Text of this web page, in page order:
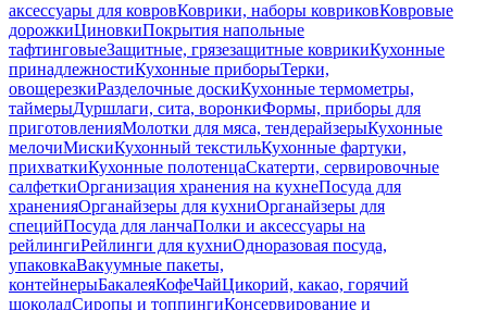
аксессуары для ковровКоврики, наборы ковриковКовровые
дорожкиЦиновкиПокрытия напольные
тафтинговыеЗащитные, грязезащитные коврикиКухонные
принадлежностиКухонные приборыТерки,
овощерезкиРазделочные доскиКухонные термометры,
таймерыДуршлаги, сита, воронкиФормы, приборы для
приготовленияМолотки для мяса, тендерайзерыКухонные
мелочиМискиКухонный текстильКухонные фартуки,
прихваткиКухонные полотенцаСкатерти, сервировочные
салфеткиОрганизация хранения на кухнеПосуда для
храненияОрганайзеры для кухниОрганайзеры для
специйПосуда для ланчаПолки и аксессуары на
рейлингиРейлинги для кухниОдноразовая посуда,
упаковкаВакуумные пакеты,
контейнерыБакалеяКофеЧайЦикорий, какао, горячий
шоколадСиропы и топпингиКонсервирование и